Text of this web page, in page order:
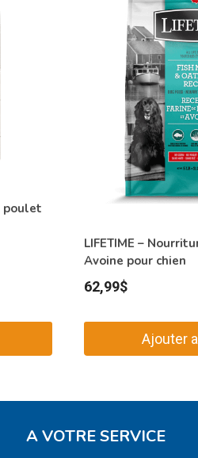
poulet
LIFETIME –
Avoine pour chien
62,99$
Ajouter
A VOTRE SERVICE